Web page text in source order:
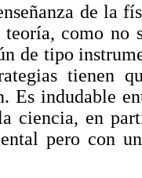
de la
como no
de tipo
Es indudable
ciencia, en
pero con